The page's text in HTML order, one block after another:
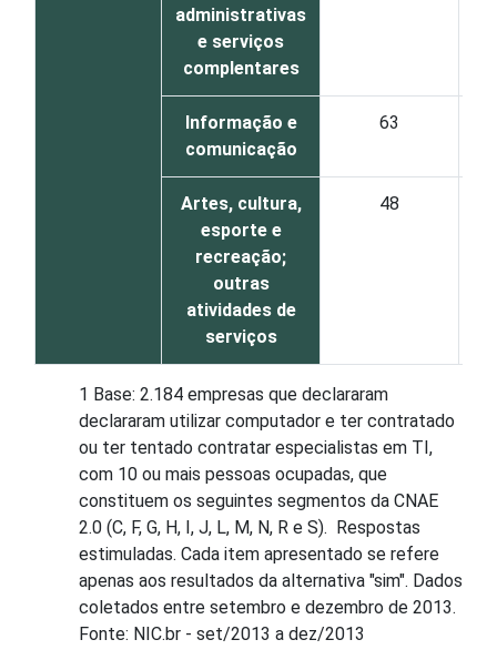
administrativas
e serviços
complentares
Informação e
comunicação
63
Artes, cultura,
esporte e
recreação;
outras
atividades de
serviços
48
1 Base: 2.184 empresas que declararam
declararam utilizar computador e ter contratado
ou ter tentado contratar especialistas em TI,
com 10 ou mais pessoas ocupadas, que
constituem os seguintes segmentos da CNAE
2.0 (C, F, G, H, I, J, L, M, N, R e S). Respostas
estimuladas. Cada item apresentado se refere
apenas aos resultados da alternativa "sim". Dados
coletados entre setembro e dezembro de 2013.
Fonte: NIC.br - set/2013 a dez/2013